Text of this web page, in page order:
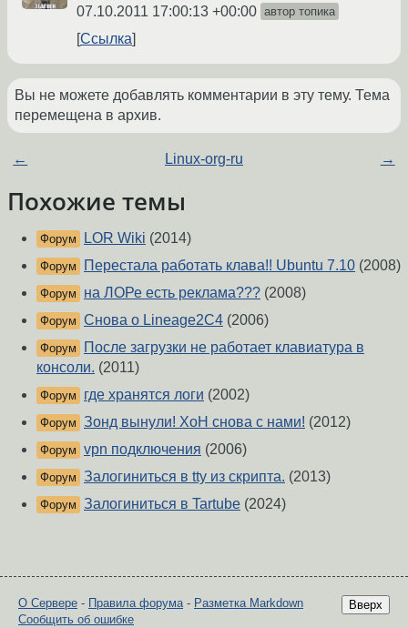
07.10.2011 17:00:13 +00:00 автор топика
Ссылка
Вы не можете добавлять комментарии в эту тему. Тема
перемещена в архив.
← Linux-org-ru →
Похожие темы
Форум LOR Wiki (2014)
Форум Перестала работать клава!! Ubuntu 7.10 (2008)
Форум на ЛОРе есть реклама??? (2008)
Форум Снова о Lineage2С4 (2006)
Форум
После загрузки не работает клавиатура в
консоли. (2011)
Форум где хранятся логи (2002)
Форум Зонд вынули! ХоН снова с нами! (2012)
Форум vpn подключения (2006)
Форум Залогиниться в tty из скрипта. (2013)
Форум Залогиниться в Tartube (2024)
Вверх
О Сервере - Правила форума - Разметка Markdown
Сообщить об ошибке